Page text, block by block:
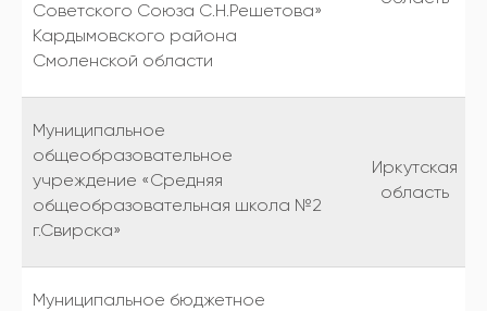
Советского Союза С.Н.Решетова»
Кардымовского района
Смоленской области
Муниципальное
общеобразовательное
учреждение «Средняя
общеобразовательная школа №2
г.Свирска»
Иркутская
область
Муниципальное бюджетное